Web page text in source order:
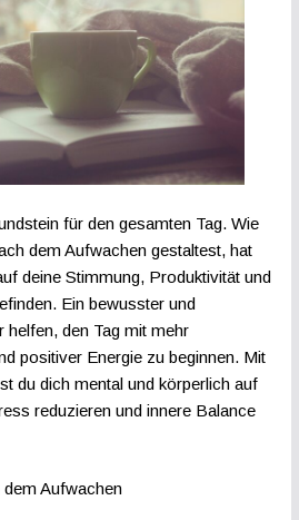
für den gesamten Tag. Wie
dem Aufwachen gestaltest, hat
deine Stimmung, Produktivität und
Ein bewusster und
helfen, den Tag mit mehr
positiver Energie zu beginnen. Mit
du dich mental und körperlich auf
reduzieren und innere Balance
Aufwachen